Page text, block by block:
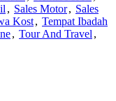
, Sales Motor, Sales
Kost, Tempat Ibadah
, Tour And Travel ,